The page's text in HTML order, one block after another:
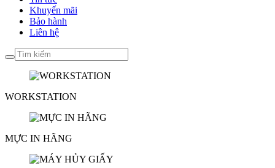
Khuyến mãi
Bảo hành
Liên hệ
WORKSTATION
MỰC IN HÃNG